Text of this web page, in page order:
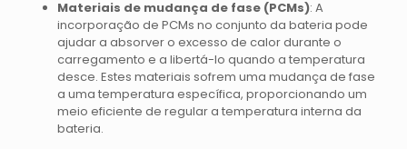
Materiais de mudança de fase (PCMs): A
incorporação de PCMs no conjunto da bateria pode
ajudar a absorver o excesso de calor durante o
carregamento e a libertá-lo quando a temperatura
desce. Estes materiais sofrem uma mudança de fase
a uma temperatura específica, proporcionando um
meio eficiente de regular a temperatura interna da
bateria.